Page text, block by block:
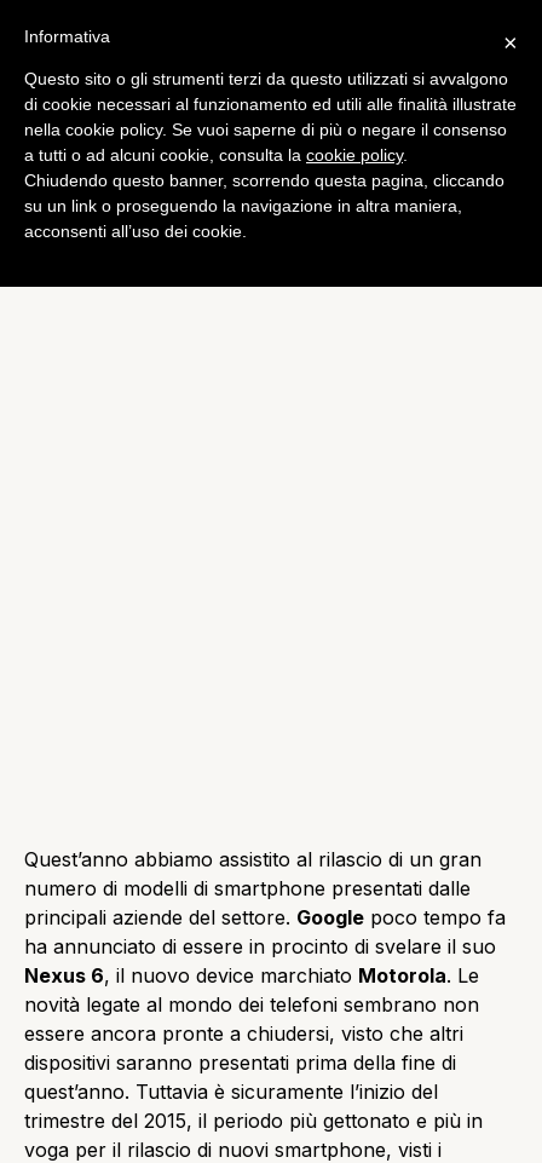
Mobile
Sony svelerà Xperia Z4 e
Xperia Z4 Ultra il 5 Gennaio
2015
diRedazione
Quest’anno abbiamo assistito al rilascio di un gran
numero di modelli di smartphone presentati dalle
principali aziende del settore. Google poco tempo fa
ha annunciato di essere in procinto di svelare il suo
Nexus 6, il nuovo device marchiato Motorola. Le
novità legate al mondo dei telefoni sembrano non
essere ancora pronte a chiudersi, visto che altri
dispositivi saranno presentati prima della fine di
quest’anno. Tuttavia è sicuramente l’inizio del
trimestre del 2015, il periodo più gettonato e più in
voga per il rilascio di nuovi smartphone, visti i
×
Informativa
Questo sito o gli strumenti terzi da questo utilizzati si avvalgono
di cookie necessari al funzionamento ed utili alle finalità illustrate
nella cookie policy. Se vuoi saperne di più o negare il consenso
a tutti o ad alcuni cookie, consulta la cookie policy.
Chiudendo questo banner, scorrendo questa pagina, cliccando
su un link o proseguendo la navigazione in altra maniera,
acconsenti all’uso dei cookie.